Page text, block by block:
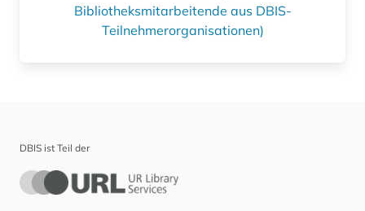
Bibliotheksmitarbeitende aus DBIS-
Teilnehmerorganisationen)
DBIS ist Teil der